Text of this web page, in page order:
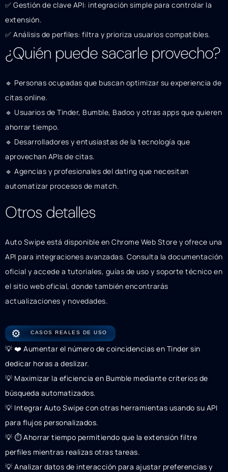
⚙️ CASOS REALES DE USO
💡 ❤️ Aumentar el número de coincidencias en Tinder sin
dedicar horas a deslizar.
💡 Maximizar la eficiencia en Bumble mediante criterios de
búsqueda automatizados.
💡 Integrar Auto Swipe con otras herramientas usando su API
para flujos personalizados.
💡 ⏱️ Ahorrar tiempo permitiendo que la extensión filtre
perfiles mientras realizas otras tareas.
💡 Analizar datos de interacción para ajustar preferencias y
✅ Gestión de clave API: integración simple para controlar la
extensión.
✅ Análisis de perfiles: filtra y prioriza usuarios compatibles.
¿Quién puede sacarle provecho?
🔹 Personas ocupadas que buscan optimizar su experiencia de
citas online.
🔹 Usuarios de Tinder, Bumble, Badoo y otras apps que quieren
ahorrar tiempo.
🔹 Desarrolladores y entusiastas de la tecnología que
aprovechan APIs de citas.
🔹 Agencias y profesionales del dating que necesitan
automatizar procesos de match.
Otros detalles
Auto Swipe está disponible en Chrome Web Store y ofrece una
API para integraciones avanzadas. Consulta la documentación
oficial y accede a tutoriales, guías de uso y soporte técnico en
el sitio web oficial, donde también encontrarás
actualizaciones y novedades.